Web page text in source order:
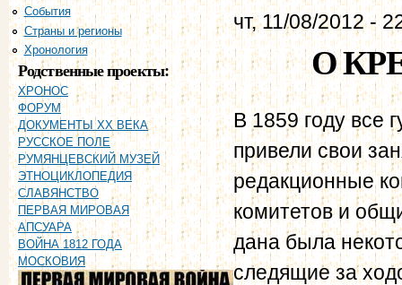
События
Страны и регионы
Хронология
Родственные проекты:
ХРОНОС
ФОРУМ
ДОКУМЕНТЫ XX ВЕКА
РУССКОЕ ПОЛЕ
РУМЯНЦЕВСКИЙ МУЗЕЙ
ЭТНОЦИКЛОПЕДИЯ
СЛАВЯНСТВО
ПЕРВАЯ МИРОВАЯ
АПСУАРА
ВОЙНА 1812 ГОДА
МОСКОВИЯ
чт, 11/08/2012 -
О
В 1859 году все
привели свои
редакционные
комитетов и
дана была
следящие за